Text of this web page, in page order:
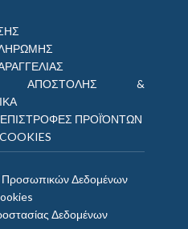
ΑΠΟΣΤΟΛΗΣ &
ΠΡΟΪΌΝΤΩΝ
Προσωπικών Δεδομένων
Δεδομένων